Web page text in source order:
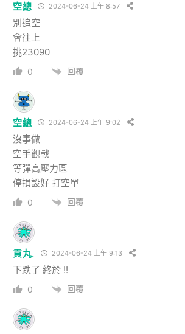
空總 2024-06-24 上午 8:57
別追空
會往上
挑23090
0 回覆
空總 2024-06-24 上午 9:02
沒事做
空手觀戰
等彈高壓力區
停損設好 打空單
0 回覆
貢丸. 2024-06-24 上午 9:13
下跌了 終於 !!
0 回覆